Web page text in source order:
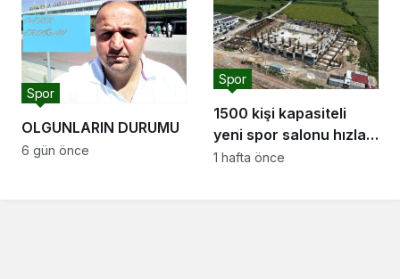
OLGUNLARIN DURUMU
Spor
6 gün önce
1500 kişi kapasiteli
yeni spor salonu hızla
yükseliyor: “Salon
Spor
1 hafta önce